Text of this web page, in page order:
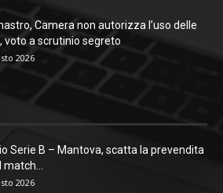
Camera non autorizza l’uso delle
voto a scrutinio segreto
2026
Serie B – Mantova, scatta la prevendita
2026